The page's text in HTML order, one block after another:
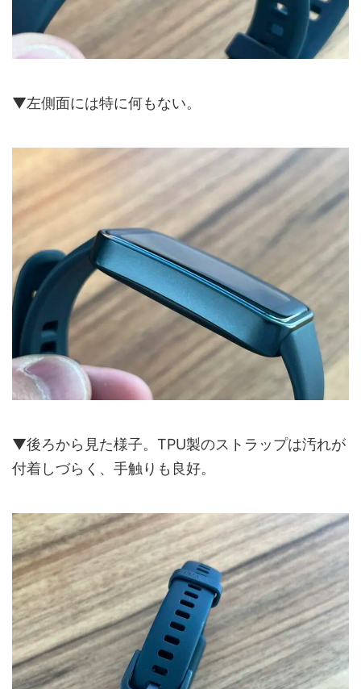
▼左側面には特に何もない。
▼後ろから見た様子。TPU製のストラップは汚れが
付着しづらく、手触りも良好。